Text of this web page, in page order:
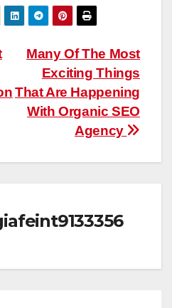
Many Of The Most
Exciting Things
That Are Happening
With Organic SEO
Agency